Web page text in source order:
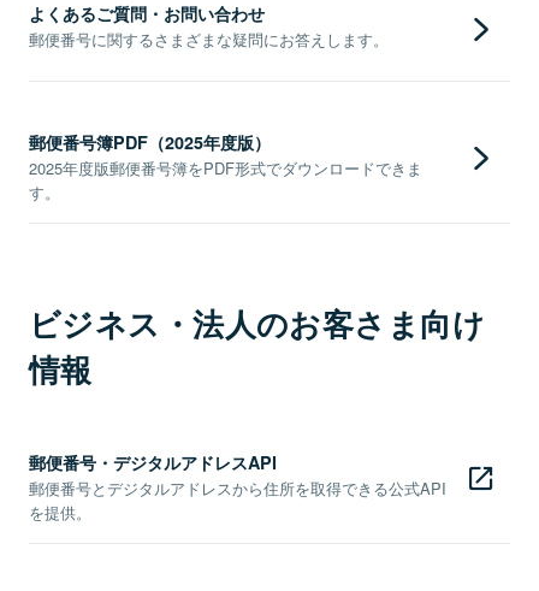
よくあるご質問・お問い合わせ
郵便番号に関するさまざまな疑問にお答えします。
郵便番号簿PDF（2025年度版）
2025年度版郵便番号簿をPDF形式でダウンロードできま
す。
ビジネス・法人のお客さま向け
情報
郵便番号・デジタルアドレスAPI
郵便番号とデジタルアドレスから住所を取得できる公式API
を提供。